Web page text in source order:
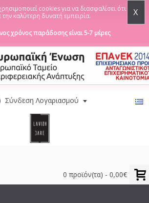
cookies για να διασφαλίσει ότι
την καλύτερη δυνατή εμπειρία.
X
χρόνος παράδοσης είναι 5-7 μέρες
Σύνδεση Λογαριασμού
0 προϊόν(τα) - 0,00€